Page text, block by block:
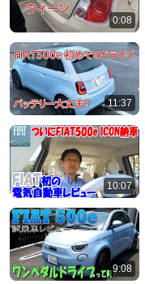
0:08
11:37
10:07
9:08